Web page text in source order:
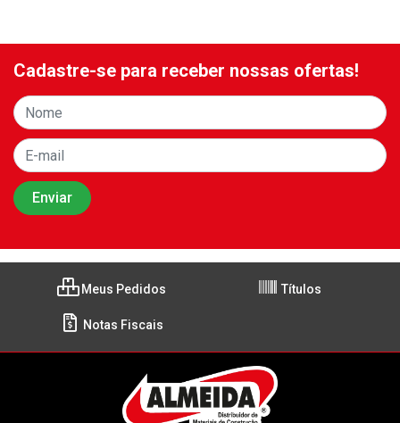
Cadastre-se para receber nossas ofertas!
Meus Pedidos Títulos
Notas Fiscais